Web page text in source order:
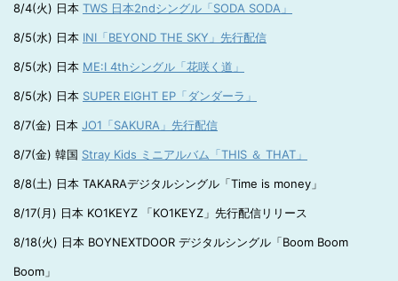
8/4(火) 日本 TWS 日本2ndシングル「SODA SODA」
8/5(水) 日本 INI「BEYOND THE SKY」先行配信
8/5(水) 日本 ME:I 4thシングル「花咲く道」
8/5(水) 日本 SUPER EIGHT EP「ダンダーラ」
8/7(金) 日本 JO1「SAKURA」先行配信
8/7(金) 韓国 Stray Kids ミニアルバム「THIS ＆ THAT」
8/8(土) 日本 TAKARAデジタルシングル「Time is money」
8/17(月) 日本 KO1KEYZ 「KO1KEYZ」先行配信リリース
8/18(火) 日本 BOYNEXTDOOR デジタルシングル「Boom Boom
Boom」